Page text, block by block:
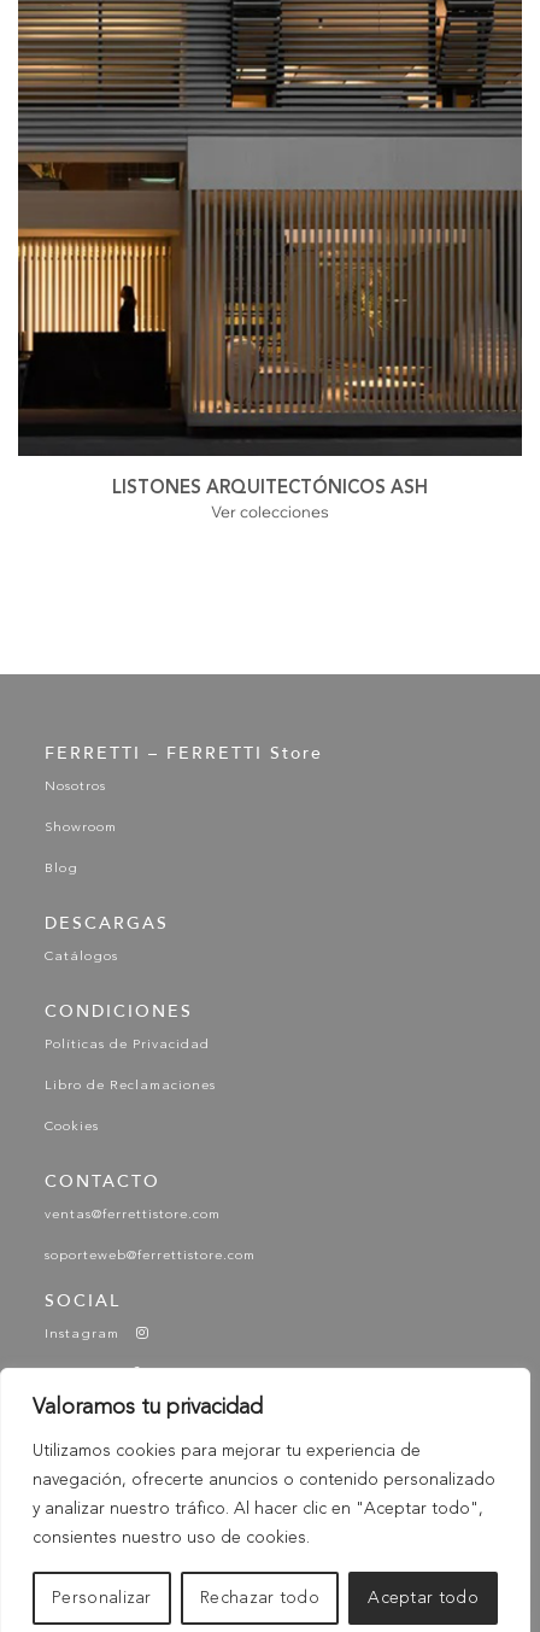
Valoramos tu privacidad
Utilizamos cookies para mejorar tu experiencia de
navegación, ofrecerte anuncios o contenido personalizado
y analizar nuestro tráfico. Al hacer clic en "Aceptar todo",
consientes nuestro uso de cookies.
Personalizar Rechazar todo Aceptar todo
LISTONES ARQUITECTÓNICOS ASH
Ver colecciones
FERRETTI – FERRETTI Store
Nosotros
Showroom
Blog
DESCARGAS
Catálogos
CONDICIONES
Políticas de Privacidad
Libro de Reclamaciones
Cookies
CONTACTO
ventas@ferrettistore.com
soporteweb@ferrettistore.com
SOCIAL
Instagram
YouTube
Tik Tok
-
© 2025 Ferretti - Ferretti Store. Todos los derechos
Reservados